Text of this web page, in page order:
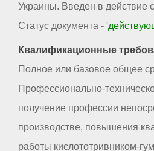
Украины. Введен в действие
Статус документа -
Квалификационные
Полное или базовое общее
Профессионально-
получение профессии
производстве, повышения
работы кислототривником-